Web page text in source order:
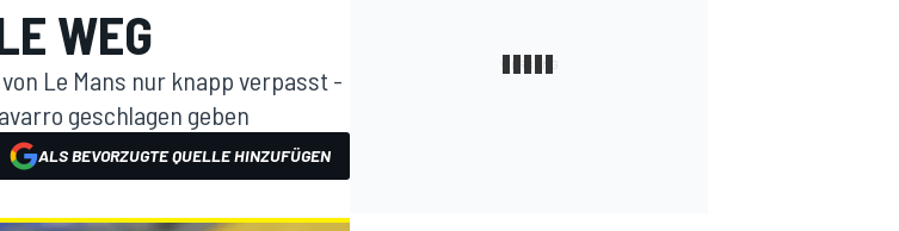
WEG
Le Mans nur knapp verpasst -
geschlagen geben
ALS BEVORZUGTE QUELLE HINZUFÜGEN